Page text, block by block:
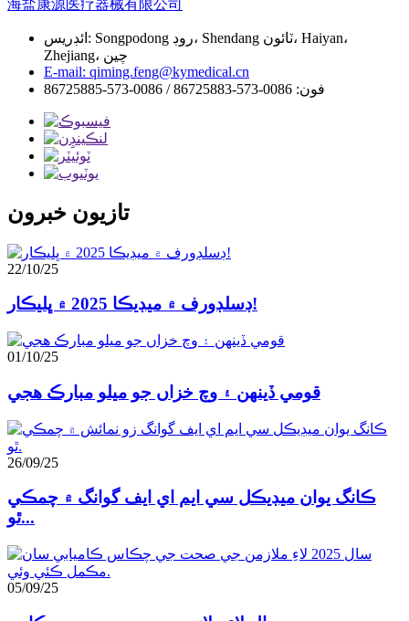
海盐康源医疗器械有限公司
ائڊريس: Songpodong روڊ، Shendang ٽائون، Haiyan،
Zhejiang، چين
E-mail: qiming.feng@kymedical.cn
فون: 0086-573-86725883 / 0086-573-86725885
تازيون خبرون
22/10/25
ڊسلڊورف ۾ ميڊيڪا 2025 ۾ ڀليڪار!
01/10/25
قومي ڏينهن ۽ وچ خزاں جو ميلو مبارڪ هجي
26/09/25
ڪانگ يوان ميڊيڪل سي ايم اي ايف گوانگ ۾ چمڪي
ٿو...
05/09/25